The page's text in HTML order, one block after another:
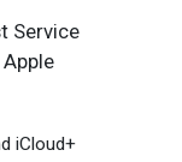
Service
iCloud+